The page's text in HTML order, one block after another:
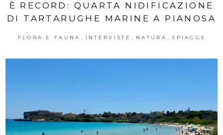
È RECORD: QUARTA NIDIFICAZIONE
DI TARTARUGHE MARINE A PIANOSA
FLORA E FAUNA , INTERVISTE , NATURA , SPIAGGE